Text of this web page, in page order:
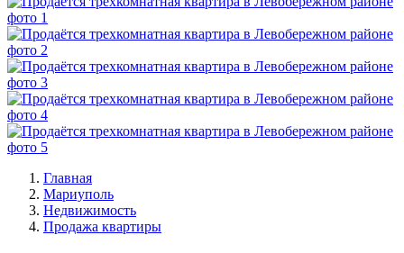
Главная
Мариуполь
Недвижимость
Продажа квартиры